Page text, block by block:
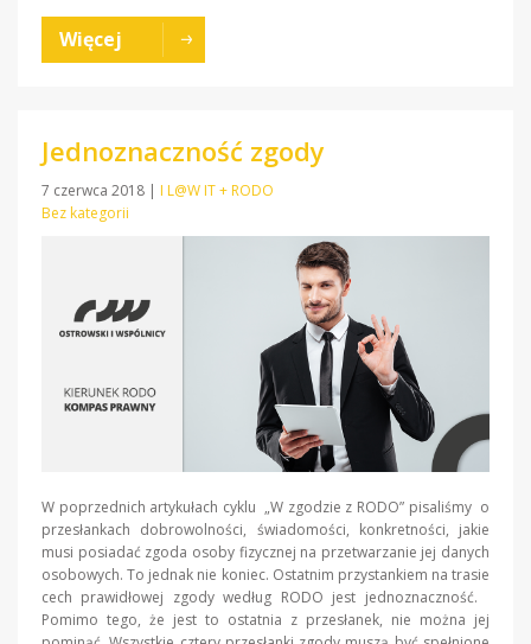
Więcej
Jednoznaczność zgody
7 czerwca 2018 | I L@W IT + RODO
Bez kategorii
W poprzednich artykułach cyklu „W zgodzie z RODO” pisaliśmy o
przesłankach dobrowolności, świadomości, konkretności, jakie
musi posiadać zgoda osoby fizycznej na przetwarzanie jej danych
osobowych. To jednak nie koniec. Ostatnim przystankiem na trasie
cech prawidłowej zgody według RODO jest jednoznaczność.
Pomimo tego, że jest to ostatnia z przesłanek, nie można jej